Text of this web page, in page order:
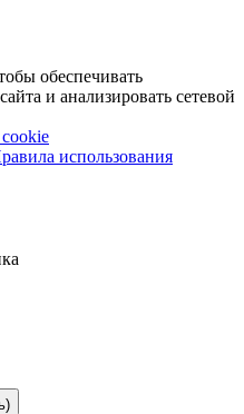
обеспечивать
и анализировать сетевой
использования